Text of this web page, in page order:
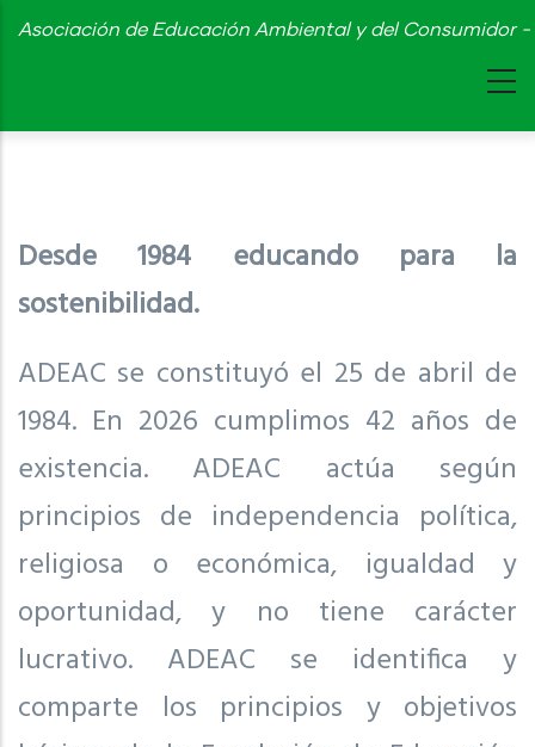
Skip
content
Asociación de Educación Ambiental y del Consumidor
Desde 1984 educando para la
sostenibilidad.
ADEAC se constituyó el 25 de abril de
1984. En 2026 cumplimos 42 años de
existencia. ADEAC actúa según
principios de independencia política,
religiosa o económica, igualdad y
oportunidad, y no tiene carácter
lucrativo. ADEAC se identifica y
comparte los principios y objetivos